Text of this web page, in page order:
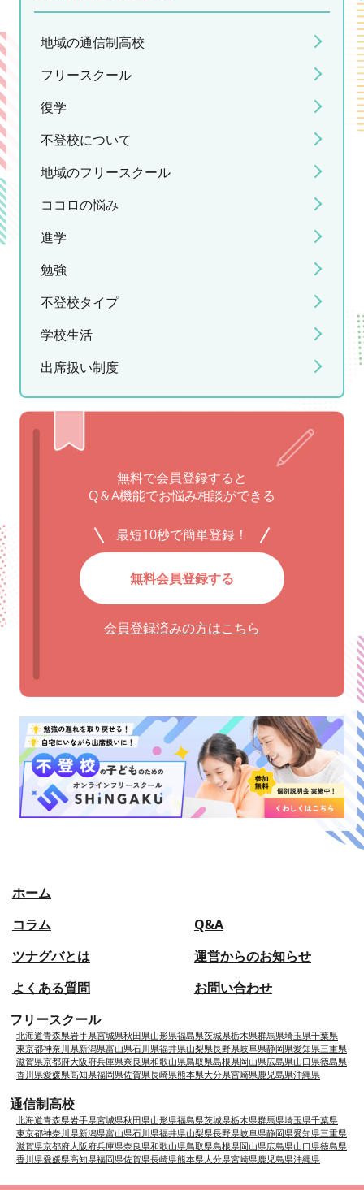
地域の通信制高校
フリースクール
復学
不登校について
地域のフリースクール
ココロの悩み
進学
勉強
不登校タイプ
学校生活
出席扱い制度
無料で会員登録すると
Q＆A機能でお悩み相談ができる
最短10秒で簡単登録！
無料会員登録する
会員登録済みの方はこちら
ホーム
コラム
Q&A
ツナグバとは
よくある質問
運営からのお知らせ
お問い合わせ
フリースクール
北海道青森県岩手県宮城県秋田県山形県福島県茨城県栃木県群馬県埼玉県千葉県
東京都神奈川県新潟県富山県石川県福井県山梨県長野県岐阜県静岡県愛知県三重県
滋賀県京都府大阪府兵庫県奈良県和歌山県鳥取県島根県岡山県広島県山口県徳島県
香川県愛媛県高知県福岡県佐賀県長崎県熊本県大分県宮崎県鹿児島県沖縄県
通信制高校
北海道青森県岩手県宮城県秋田県山形県福島県茨城県栃木県群馬県埼玉県千葉県
東京都神奈川県新潟県富山県石川県福井県山梨県長野県岐阜県静岡県愛知県三重県
滋賀県京都府大阪府兵庫県奈良県和歌山県鳥取県島根県岡山県広島県山口県徳島県
香川県愛媛県高知県福岡県佐賀県長崎県熊本県大分県宮崎県鹿児島県沖縄県